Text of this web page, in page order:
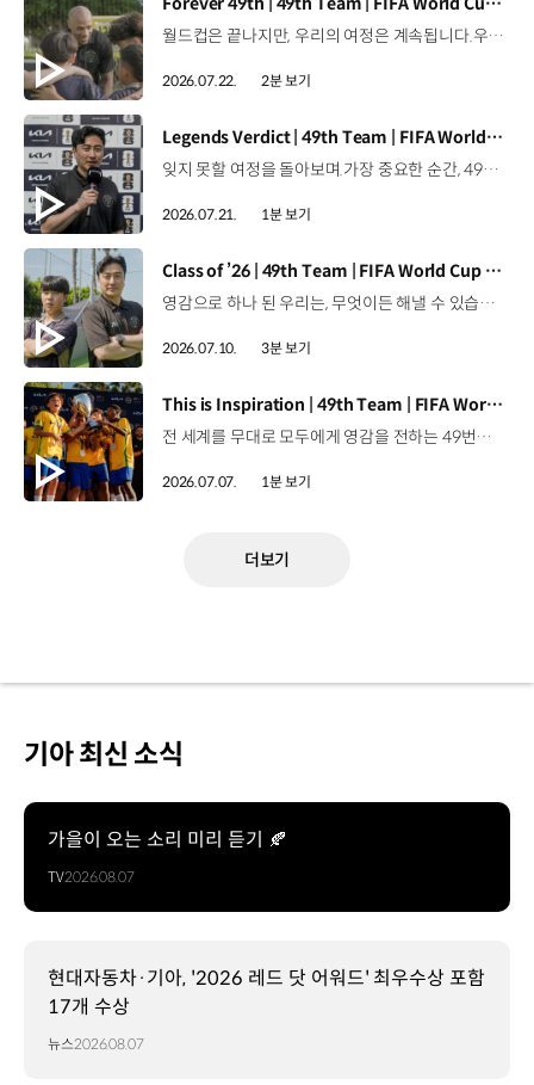
월드컵은 끝나지만, 우리의 여정은 계속됩니다.우리는 영원한 49번째 팀입니다. 자세히 보기 ▶ #Kia #InspirationConnectsUsAll #49thTeam #OMBC #FIFAWorldCup2026 유튜브 쇼츠 보기 >
2026.07.22. 2분 보기
[동영상]
Legends Verdict | 49th Team | FIFA World Cup 2026™
잊지 못할 여정을 돌아보며.가장 중요한 순간, 49번째 팀이 공을 건네며 완벽하게 임무를 해낸 그 순간을 함께 돌아봅니다. 자세히 보기 ▶ #Kia #InspirationConnectsUsAll #49thTeam #OMBC #FIFAWorldCup2026 유튜브 쇼츠 보기 >
2026.07.21. 1분 보기
[동영상]
Class of ’26 | 49th Team | FIFA World Cup 2026™
영감으로 하나 된 우리는, 무엇이든 해낼 수 있습니다.세계 곳곳에서 모인 2026년의 주인공들이 FIFA 월드컵™ 오피셜 매치볼 캐리어로 꿈의 무대에 섰습니다. 자세히 보기 ▶ #Kia #InspirationConnectsUsAll #49thTeam #OMBC #FIFAWorldCup2026 유튜브 쇼츠 보기 >
2026.07.10. 3분 보기
[동영상]
This is Inspiration | 49th Team | FIFA World Cup 2026™
전 세계를 무대로 모두에게 영감을 전하는 49번째 팀.FIFA 월드컵 2026™을 향한 여정 속, 이제 사람들의 시선은 이 어린 스타들에게 향합니다. 자세히 보기 ▶ #Kia #InspirationConnectsUsAll #49thTeam #OMBC #FIFAWorldCup2026 유튜브 쇼츠 보기 >
2026.07.07. 1분 보기
더보기
기아 최신 소식
가을이 오는 소리 미리 듣기 🍂
TV2026.08.07
현대자동차·기아, '2026 레드 닷 어워드' 최우수상 포함
17개 수상
뉴스2026.08.07